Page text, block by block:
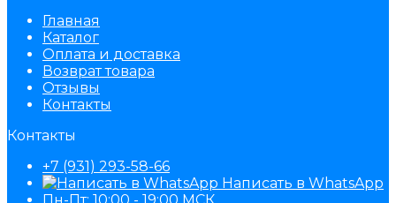
Главная
Каталог
Оплата и доставка
Возврат товара
Отзывы
Контакты
Контакты
+7 (931) 293-58-66
Написать в WhatsApp